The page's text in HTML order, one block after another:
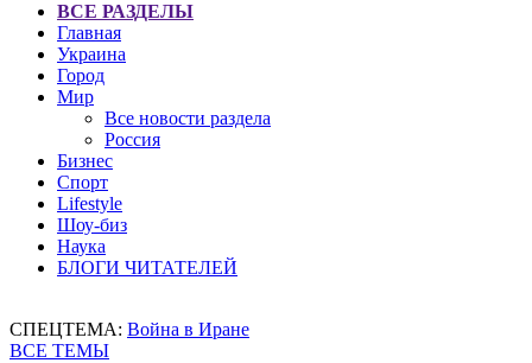
ВСЕ РАЗДЕЛЫ
Главная
Украина
Город
Мир
Все новости раздела
Россия
Бизнес
Спорт
Lifestyle
Шоу-биз
Наука
БЛОГИ ЧИТАТЕЛЕЙ
СПЕЦТЕМА: Война в Иране
ВСЕ ТЕМЫ